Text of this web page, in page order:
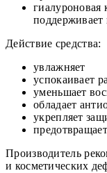
гиалуроновая
Действие средства:
увлажняет
успокаивает
уменьшает
обладает
укрепляет
Производитель
и косметических